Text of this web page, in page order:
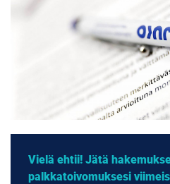
Vielä ehtii! Jätä
palkkatoivomuksesi